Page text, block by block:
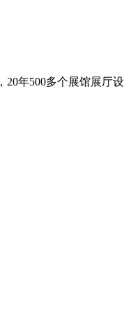
，20年500多个展馆展厅